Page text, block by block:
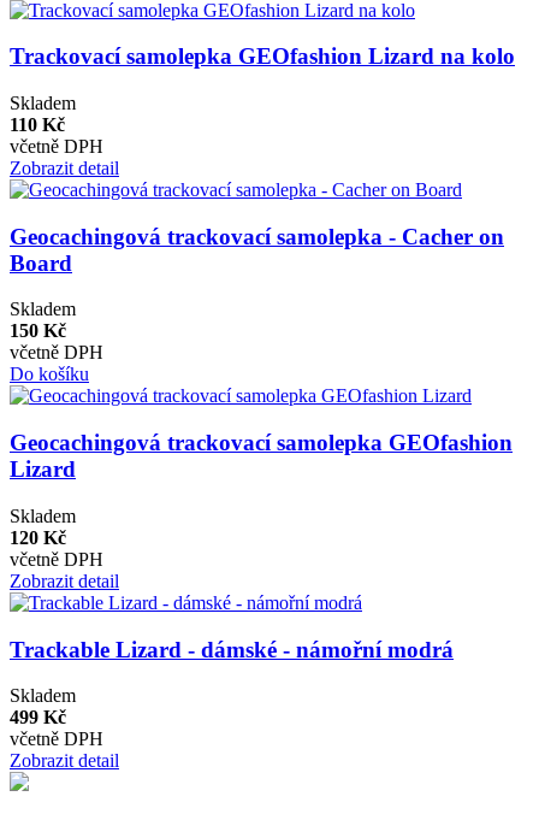
Trackovací samolepka GEOfashion Lizard na kolo
Skladem
110 Kč
včetně DPH
Zobrazit detail
Geocachingová trackovací samolepka - Cacher on
Board
Skladem
150 Kč
včetně DPH
Do košíku
Geocachingová trackovací samolepka GEOfashion
Lizard
Skladem
120 Kč
včetně DPH
Zobrazit detail
Trackable Lizard - dámské - námořní modrá
Skladem
499 Kč
včetně DPH
Zobrazit detail